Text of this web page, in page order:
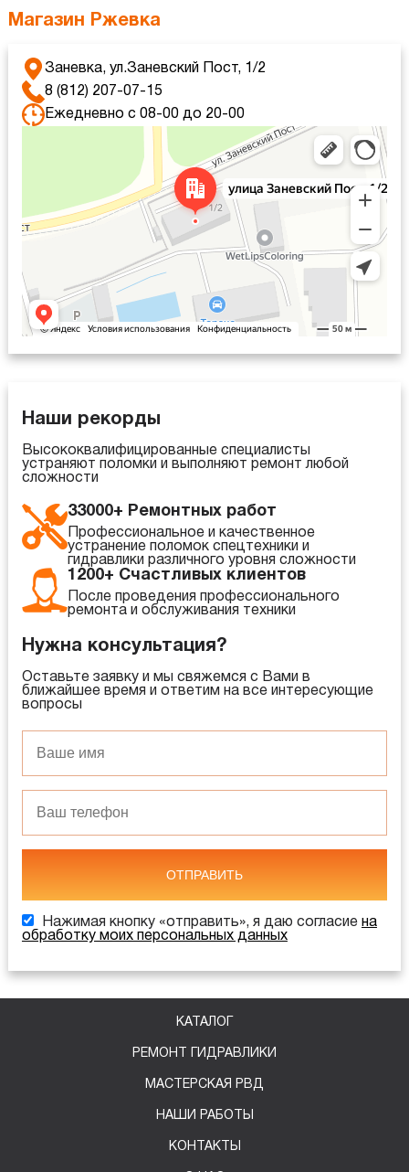
Магазин Ржевка
Заневка, ул.Заневский Пост, 1/2
8 (812) 207-07-15
Ежедневно с 08-00 до 20-00
Яндекс Карты — транспорт, навигация, поиск мест
Наши рекорды
Высококвалифицированные специалисты
устраняют поломки и выполняют ремонт любой
сложности
33000+ Ремонтных работ
Профессиональное и качественное
устранение поломок спецтехники и
гидравлики различного уровня сложности
1200+ Счастливых клиентов
После проведения профессионального
ремонта и обслуживания техники
Нужна консультация?
Оставьте заявку и мы свяжемся с Вами в
ближайшее время и ответим на все интересующие
вопросы
ОТПРАВИТЬ
Нажимая кнопку «отправить», я даю согласие на
обработку моих персональных данных
КАТАЛОГ
РЕМОНТ ГИДРАВЛИКИ
МАСТЕРСКАЯ РВД
НАШИ РАБОТЫ
КОНТАКТЫ